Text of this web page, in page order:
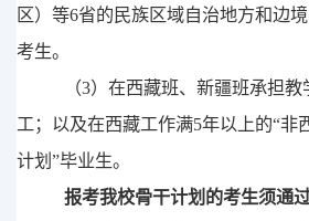
区）等6省的民族区域自治地方和边
考生。
（3） 在西藏班、新疆班承担教
工； 以及在西藏工作满5年以上的“非
计划”毕业生。
报考我校骨干计划 的考生须通